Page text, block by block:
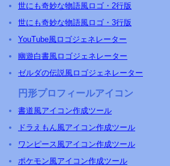
世にも奇妙な物語風ロゴ・2行版
世にも奇妙な物語風ロゴ・3行版
YouTube風ロゴジェネレーター
幽遊白書風ロゴジェネレーター
ゼルダの伝説風ロゴジェネレーター
円形プロフィールアイコン
書道風アイコン作成ツール
ドラえもん風アイコン作成ツール
ワンピース風アイコン作成ツール
ポケモン風アイコン作成ツール